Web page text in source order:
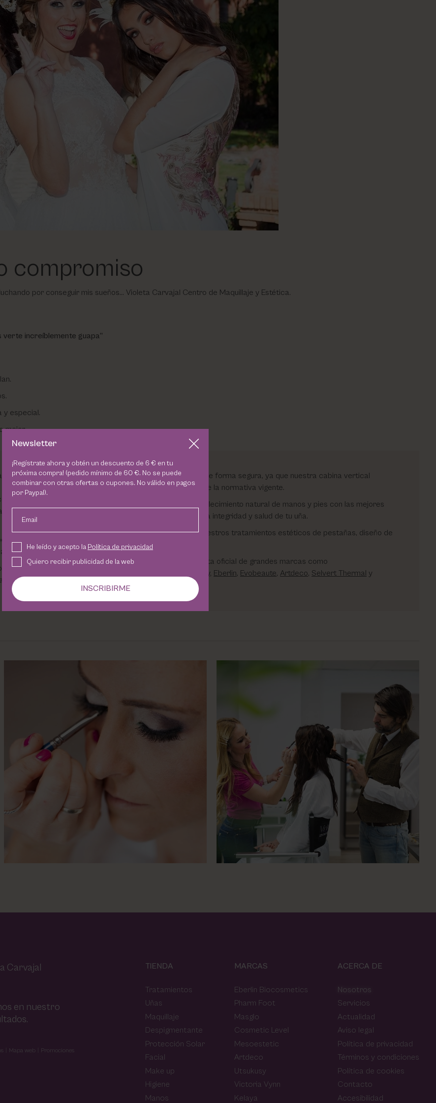
compromiso
por conseguir mis sueños… Violeta Carvajal Centro de Maquillaje y Estética.
increíblemente guapa”
y especial.
mejor.
Tropical de
avalado por
en novias,
habiendo
a tu
Podrás broncearte de forma segura, ya que nuestra cabina vertical
de RAYOS UVA, cumple la normativa vigente.
Trabajamos el embellecimiento natural de manos y pies con las mejores
marcas, respetando la integridad y salud de tu uña.
Conocerás todos nuestros tratamientos estéticos de pestañas, diseño de
cejas y depilación.
Somos punto de venta oficial de grandes marcas como
Utsukusy, Eberlin, Evobeaute, Artdeco, Selvert Thermal y
Carvajal
en nuestro
Mapa web Promociones
TIENDA
Tratamientos
Uñas
Maquillaje
Despigmentante
Protección Solar
Facial
Make up
Higiene
Manos
MARCAS
Eberlin Biocosmetics
Pharm Foot
Masglo
Cosmetic Level
Mesoestetic
Artdeco
Utsukusy
Victoria Vynn
Kelaya
ACERCA DE
Nosotros
Servicios
Actualidad
Aviso legal
Política de privacidad
Términos y condiciones
Política de cookies
Contacto
Accesibilidad
Newsletter
¡Regístrate ahora y obtén un descuento de 6 € en tu
próxima compra! (pedido mínimo de 60 €. No se puede
combinar con otras ofertas o cupones. No válido en pagos
por Paypal).
Email
He leído y acepto la Política de privacidad
Quiero recibir publicidad de la web
INSCRIBIRME